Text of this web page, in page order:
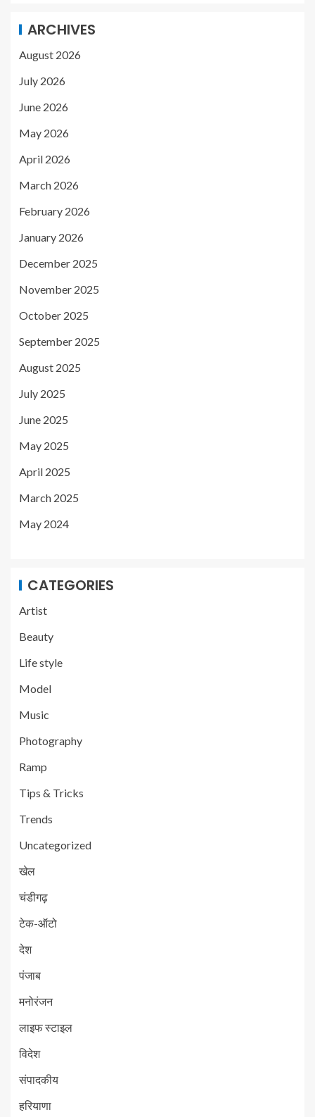
ARCHIVES
August 2026
July 2026
June 2026
May 2026
April 2026
March 2026
February 2026
January 2026
December 2025
November 2025
October 2025
September 2025
August 2025
July 2025
June 2025
May 2025
April 2025
March 2025
May 2024
CATEGORIES
Artist
Beauty
Life style
Model
Music
Photography
Ramp
Tips & Tricks
Trends
Uncategorized
खेल
चंडीगढ़
टेक-ऑटो
देश
पंजाब
मनोरंजन
लाइफ स्टाइल
विदेश
संपादकीय
हरियाणा